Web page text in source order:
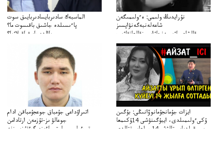
الماسبەك سادىربايسادىربايىق سوت
پاءىسىلدە جاشىق باقىسوت ما؟
پاالدەجابىقباقىلاۋما؟
نۇرايدىڭ ولىمى: ەءولىمىگەن
شاعەلەنبەگەنۋاپسىز
قالشاعىماۋىپمەنجاۋاپسىزقالعانقاۋىپ
اتىراۋداعى جۇمباق جوعجۇمباقن ادام
جوعالۋ ىز-تۇزمەن ارتادامن
وتبءولىمىپوليتسياءىزەرگءتۇزسىزنە
ايزات جۇمانجۇمانوۆانىڭى: بۇگىن
ۇكىءولىمىلدى، ايبۇگىنۋشى 14ۇكىمعا
سووقىلدىايىپتالۋشى14جىلعاسوتتالدى